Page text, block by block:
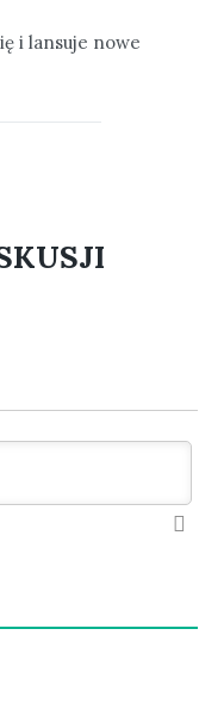
i lansuje nowe